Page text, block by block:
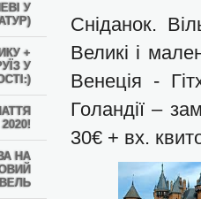
У
+
У
2020!
НА
Сніданок.
Великі і
Венеція -
Голандії –
30€ + вх.